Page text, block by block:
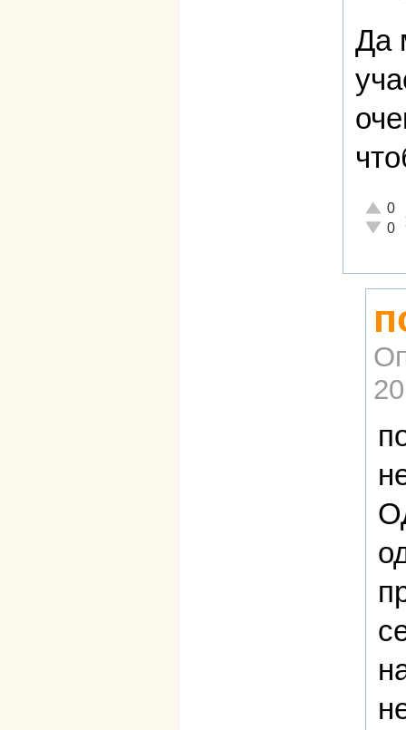
Да
0
0